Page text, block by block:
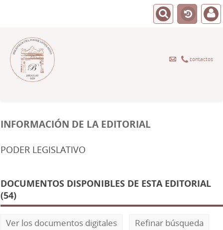
contactos
INFORMACIÓN DE LA EDITORIAL
PODER LEGISLATIVO
DOCUMENTOS DISPONIBLES DE ESTA EDITORIAL
(54)
Ver los documentos digitales Refinar búsqueda